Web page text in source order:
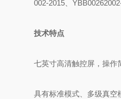
002-2015、
技术特点
七英寸高清触控屏，操作
具有标准模式、多级真空